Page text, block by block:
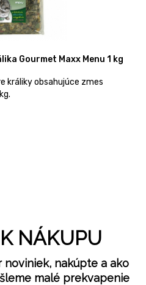
Gourmet Maxx Menu 1 kg
králiky obsahujúce zmes
NÁKUPU
noviniek, nakúpte a ako
malé prekvapenie